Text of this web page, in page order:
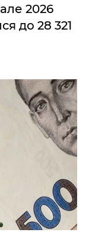
2026
до 28 321